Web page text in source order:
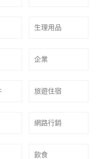
生理用品
企業
旅遊住宿
網路行銷
飲食